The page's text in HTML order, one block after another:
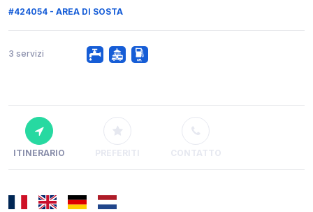
#424054 - AREA DI SOSTA
3 servizi
ITINERARIO PREFERITI CONTATTO